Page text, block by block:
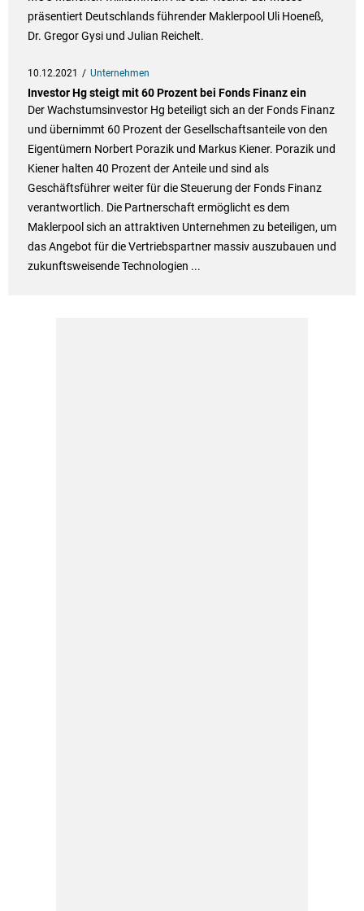
präsentiert Deutschlands führender Maklerpool Uli Hoeneß,
Dr. Gregor Gysi und Julian Reichelt.
10.12.2021 Unternehmen
Investor Hg steigt mit 60 Prozent bei Fonds Finanz ein
Der Wachstumsinvestor Hg beteiligt sich an der Fonds Finanz
und übernimmt 60 Prozent der Gesellschaftsanteile von den
Eigentümern Norbert Porazik und Markus Kiener. Porazik und
Kiener halten 40 Prozent der Anteile und sind als
Geschäftsführer weiter für die Steuerung der Fonds Finanz
verantwortlich. Die Partnerschaft ermöglicht es dem
Maklerpool sich an attraktiven Unternehmen zu beteiligen, um
das Angebot für die Vertriebspartner massiv auszubauen und
zukunftsweisende Technologien ...